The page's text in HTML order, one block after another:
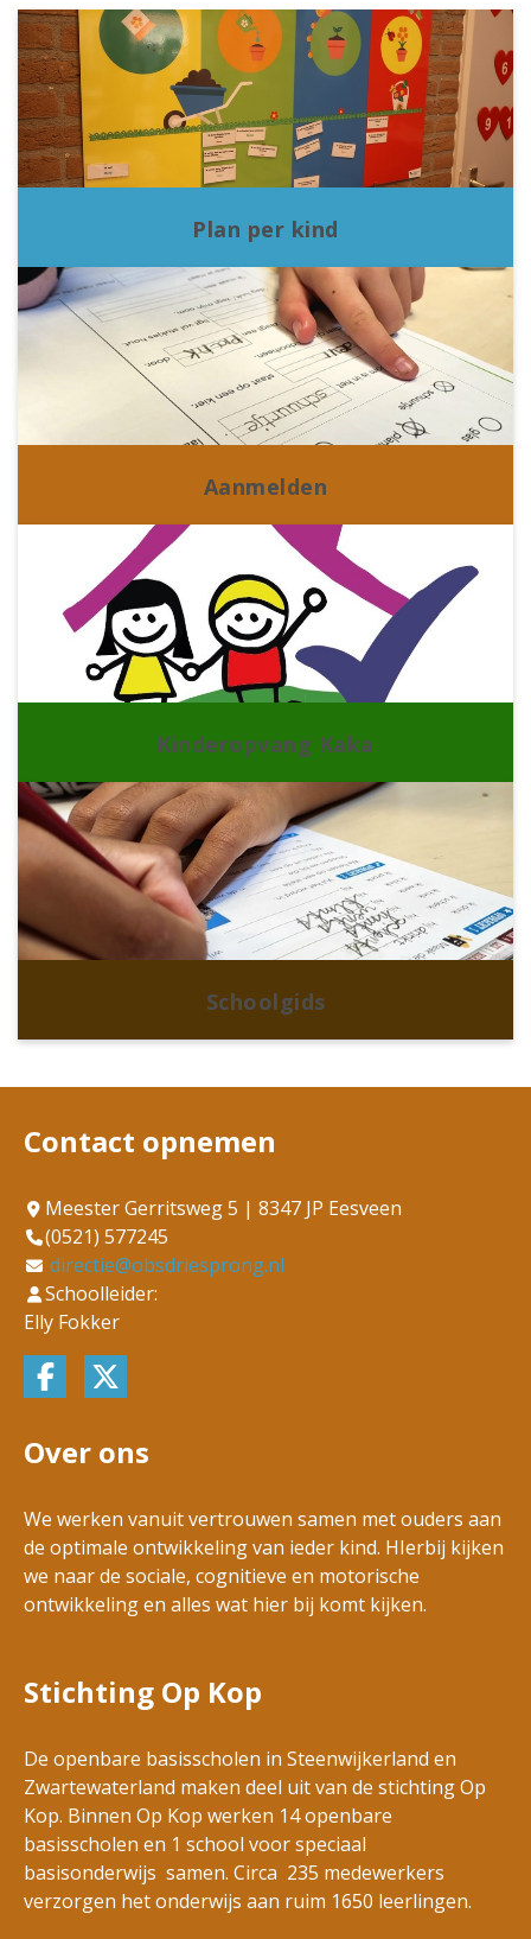
Plan per kind
Aanmelden
Kinderopvang Kaka
Schoolgids
Contact opnemen
Meester Gerritsweg 5 | 8347 JP Eesveen
(0521) 577245
directie@obsdriesprong.nl
Schoolleider:
Elly Fokker
Over ons
We werken vanuit vertrouwen samen met ouders aan
de optimale ontwikkeling van ieder kind. HIerbij kijken
we naar de sociale, cognitieve en motorische
ontwikkeling en alles wat hier bij komt kijken.
Stichting Op Kop
De openbare basisscholen in Steenwijkerland en
Zwartewaterland maken deel uit van de stichting Op
Kop. Binnen Op Kop werken 14 openbare
basisscholen en 1 school voor speciaal
basisonderwijs samen. Circa 235 medewerkers
verzorgen het onderwijs aan ruim 1650 leerlingen.